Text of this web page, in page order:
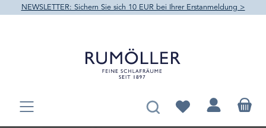
springen
NEWSLETTER: Sichern Sie sich 10 EUR bei Ihrer Erstanmeldung >
Du hast 0 Produkte